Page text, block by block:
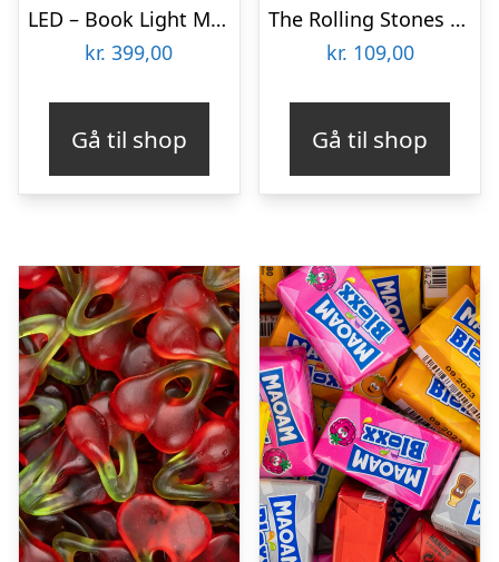
LED – Book Light Medium
kr. 399,00
Gå til shop
The Rolling Stones Krus & Strømper Gavesæt
kr. 109,00
Gå til shop